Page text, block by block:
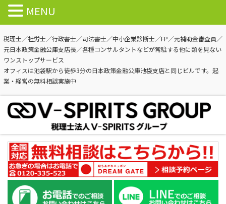
税理士／社労士／行政書士／司法書士／中小企業診断士／FP／元補助金審査員／
元日本政策金融公庫支店長／各種コンサルタントなどが常駐する他に類を見ない
ワンストップサービス
オフィスは池袋駅から徒歩3分の日本政策金融公庫池袋支店と同じビルです。起
業・経営の無料相談実施中
MENU